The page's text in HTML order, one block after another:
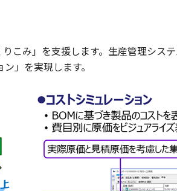
こみ」を支援します。生産管理シス
」を実現します。